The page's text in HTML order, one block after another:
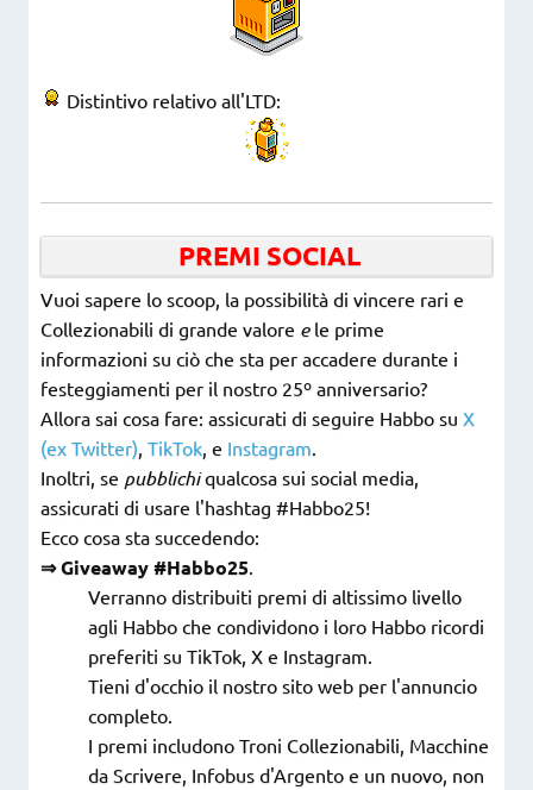
Distintivo relativo all'LTD:
PREMI SOCIAL
Vuoi sapere lo scoop, la possibilità di vincere rari e
Collezionabili di grande valore ele prime
informazioni su ciò che sta per accadere durante i
festeggiamenti per il nostro 25º anniversario?
Allora sai cosa fare: assicurati di seguire Habbo su X
(ex Twitter) TikTok , e Instagram
Inoltri, se pubblichiqualcosa sui social media,
assicurati di usare l'hashtag #Habbo25!
Ecco cosa sta succedendo:
⇒ Giveaway #Habbo25
Verranno distribuiti premi di altissimo livello
agli Habbo che condividono i loro Habbo ricordi
preferiti su TikTok, X e Instagram.
Tieni d'occhio il nostro sito web per l'annuncio
completo.
I premi includono Troni Collezionabili, Macchine
da Scrivere, Infobus d'Argento e un nuovo, non